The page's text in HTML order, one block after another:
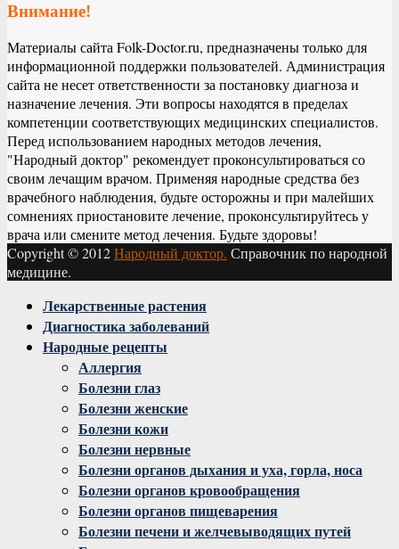
Внимание!
Материалы сайта Folk-Doctor.ru, предназначены только для
информационной поддержки пользователей. Администрация
сайта не несет ответственности за постановку диагноза и
назначение лечения. Эти вопросы находятся в пределах
компетенции соответствующих медицинских специалистов.
Перед использованием народных методов лечения,
"Народный доктор" рекомендует проконсультироваться со
своим лечащим врачом. Применяя народные средства без
врачебного наблюдения, будьте осторожны и при малейших
сомнениях приостановите лечение, проконсультируйтесь у
врача или смените метод лечения. Будьте здоровы!
Copyright © 2012Народный доктор. Справочник по народной
медицине.
Facebook
Twitter
Instagram
YoutubeЛекарственные растения
Диагностика заболеваний
Народные рецепты
Аллергия
Болезни глаз
Болезни женские
Болезни кожи
Болезни нервные
Болезни органов дыхания и уха, горла, носа
Болезни органов кровообращения
Болезни органов пищеварения
Болезни печени и желчевыводящих путей